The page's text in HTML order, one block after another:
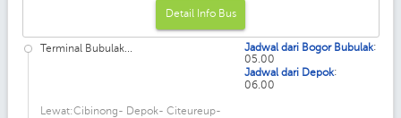
Detail Info Bus
Terminal Bubulak...
Lewat:Cibinong- Depok- Citeureup-
Jadwal dari Bogor Bubulak:
05.00
Jadwal dari Depok:
06.00